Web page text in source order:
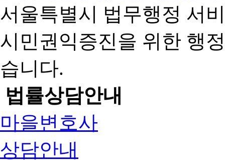
서울특별시 법무행정 서
시민권익증진을 위한 행
습니다.
법률상담안내
마을변호사
상담안내